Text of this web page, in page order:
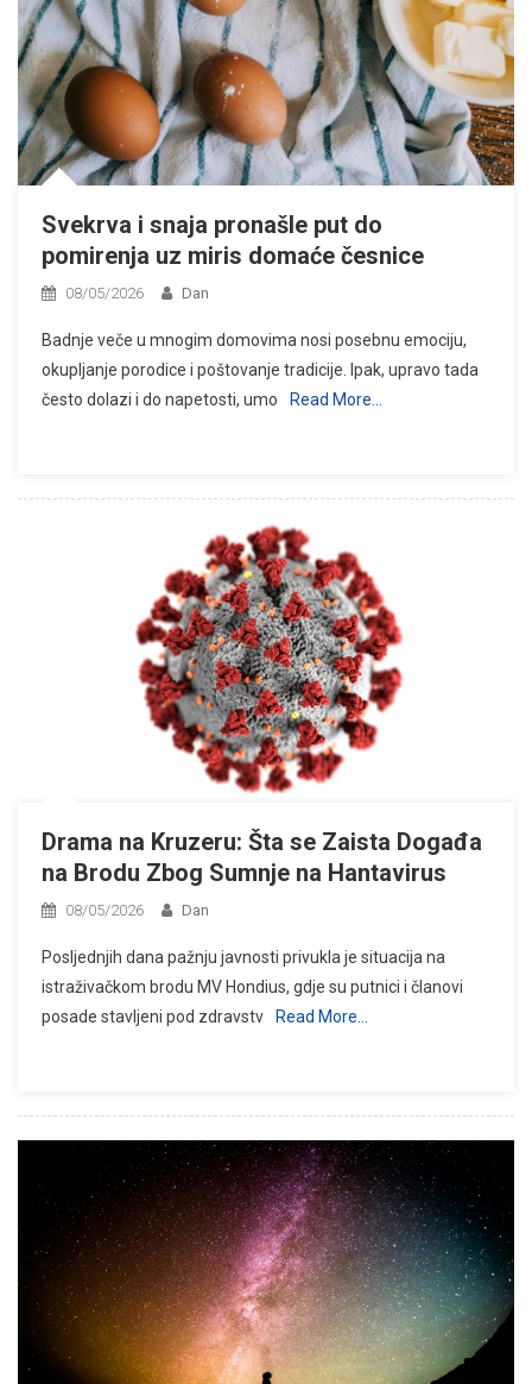
Svekrva i snaja pronašle put do
pomirenja uz miris domaće česnice
08/05/2026 Dan
Badnje veče u mnogim domovima nosi posebnu emociju,
okupljanje porodice i poštovanje tradicije. Ipak, upravo tada
često dolazi i do napetosti, umo
Read More…
Drama na Kruzeru: Šta se Zaista Događa
na Brodu Zbog Sumnje na Hantavirus
08/05/2026 Dan
Posljednjih dana pažnju javnosti privukla je situacija na
istraživačkom brodu MV Hondius, gdje su putnici i članovi
posade stavljeni pod zdravstv
Read More…